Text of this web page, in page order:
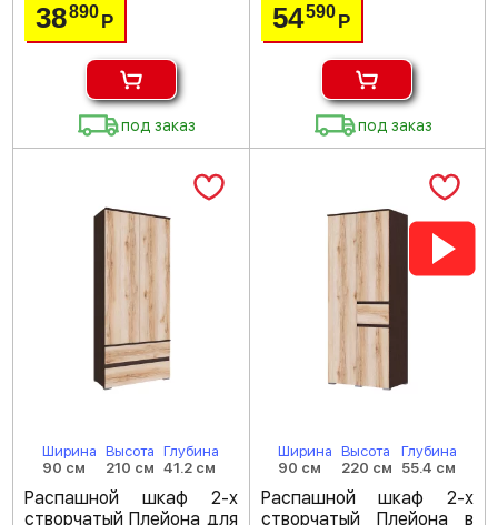
38890Р
под заказ
54590 Р
под заказ
Ширина
90 см
Высота
210 см
Глубина
41.2 см
Распашной шкаф 2-х
створчатый Плейона для
Ширина
90 см
Высота
220 см
Глубина
55.4 см
Распашной шкаф 2-х
створчатый Плейона в